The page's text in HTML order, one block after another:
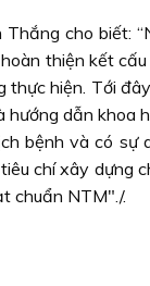
cho biết:
thiện kết
hiện. Tới
hướng dẫn
bệnh và có sự
chí xây
chuẩn NTM"./.